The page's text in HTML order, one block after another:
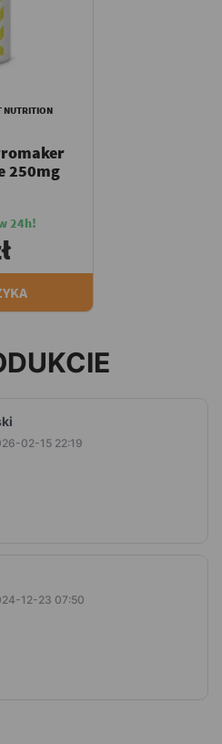
NUTRITION
250mg
24h!
02-15 22:19
12-23 07:50